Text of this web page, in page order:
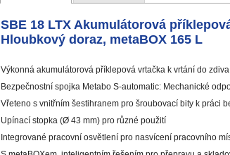
SBE 18 LTX Akumulátorová
Hloubkový doraz, metaBOX 165 L
Výkonná akumulátorová příklepová vrtačka k vrtání do
Bezpečnostní spojka Metabo S-automatic: Mechanické
Vřeteno s vnitřním šestihranem pro šroubovací bity k práci
Upínací stopka (Ø 43 mm) pro různé použití
Integrované pracovní osvětlení pro nasvícení pracovního